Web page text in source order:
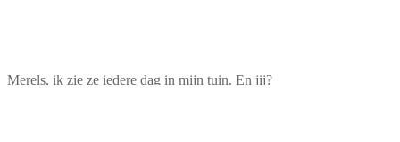
Merels, ik zie ze iedere dag in mijn tuin. En jij?